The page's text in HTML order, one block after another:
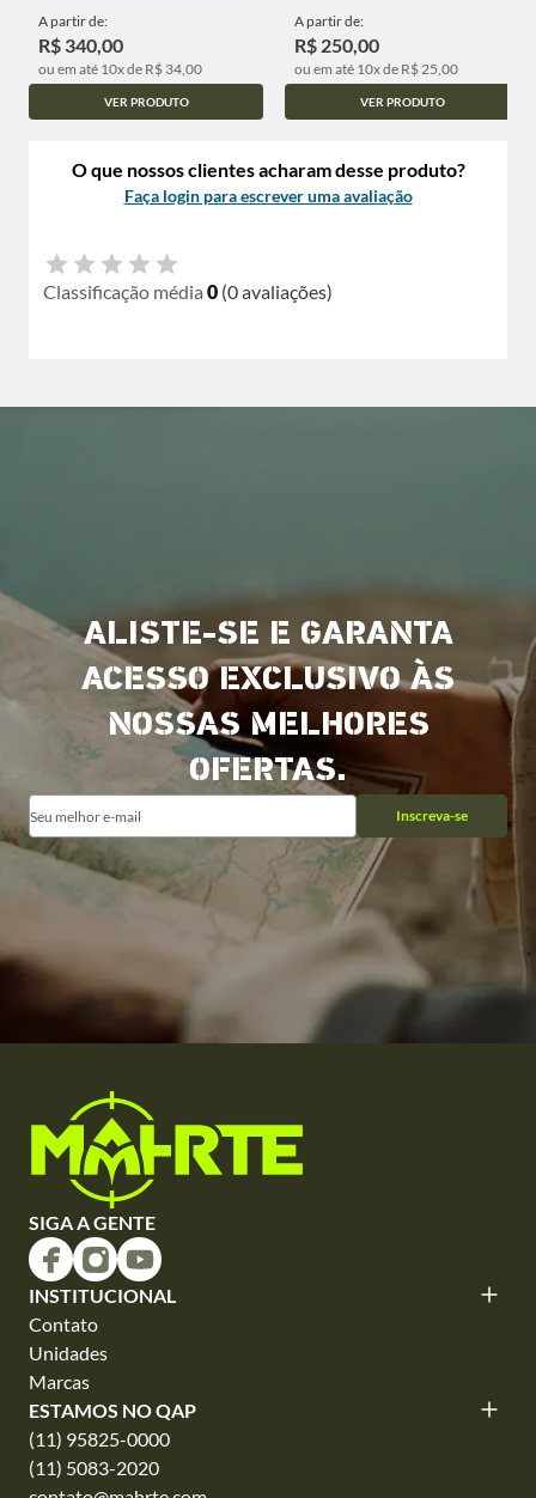
A partir de:
R$ 340,00
ou em até 10x de R$ 34,00
VER PRODUTO
A partir de:
R$ 250,00
ou em até 10x de R$ 25,00
VER PRODUTO
O que nossos clientes acharam desse produto?
Faça login para escrever uma avaliação
Classificação média 0 (0 avaliações)
ALISTE-SE E GARANTA
ACESSO EXCLUSIVO ÀS
NOSSAS MELHORES
OFERTAS.
Inscreva-se
SIGA A GENTE
INSTITUCIONAL
Contato
Unidades
Marcas
ESTAMOS NO QAP
(11) 95825-0000
(11) 5083-2020